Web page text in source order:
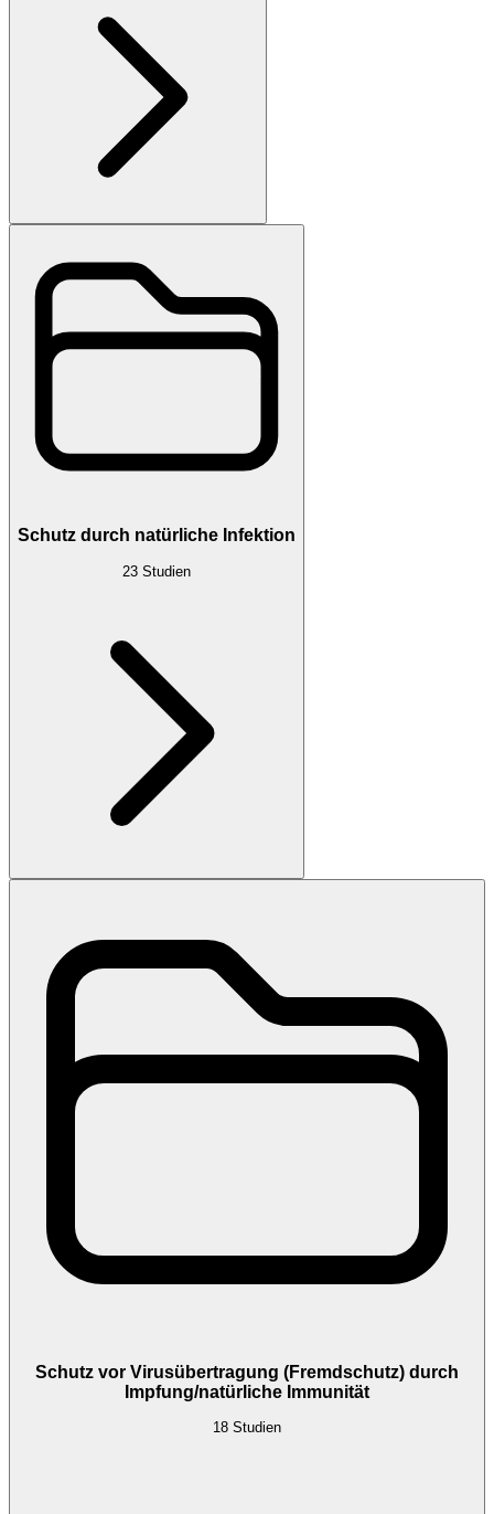
Schutz durch natürliche Infektion
23 Studien
Schutz vor Virusübertragung (Fremdschutz) durch
Impfung/natürliche Immunität
18 Studien